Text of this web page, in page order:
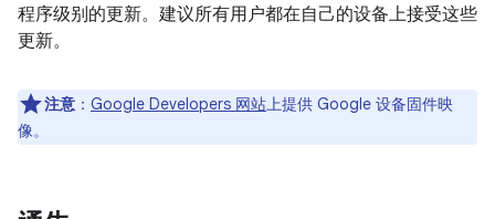
程序级别的更新。建议所有用户都在自己的设备上接受这些
更新。
注意 ： Google Developers 网站上提供 Google 设备固件映
像。